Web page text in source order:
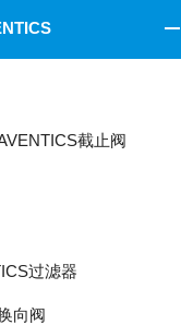
截止阀
过滤器
向阀